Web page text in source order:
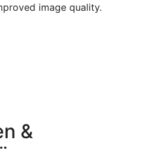
image quality.
&